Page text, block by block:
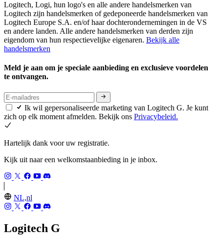
Logitech, Logi, hun logo's en alle andere handelsmerken van
Logitech zijn handelsmerken of gedeponeerde handelsmerken van
Logitech Europe S.A. en/of haar dochterondernemingen in de VS
en andere landen. Alle andere handelsmerken van derden zijn
eigendom van hun respectievelijke eigenaren. Bekijk alle
handelsmerken
Meld je aan om je speciale aanbieding en exclusieve voordelen
te ontvangen.
Ik wil gepersonaliseerde marketing van Logitech G. Je kunt
zich op elk moment afmelden. Bekijk ons Privacybeleid.
Hartelijk dank voor uw registratie.
Kijk uit naar een welkomstaanbieding in je inbox.
NL,nl
Logitech G